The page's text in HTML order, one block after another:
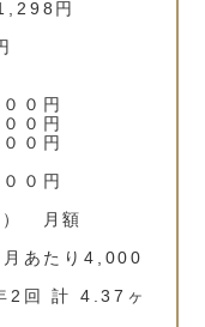
円
０円
０円
０円
円
） 月額
月あたり4,000
2回 計 4.37ヶ